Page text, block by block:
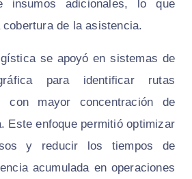
insumos adicionales, lo que
de la asistencia.
se apoyó en sistemas de
para identificar rutas
con mayor concentración de
Este enfoque permitió optimizar
y reducir los tiempos de
acumulada en operaciones